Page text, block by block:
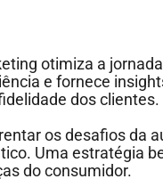
otimiza a
e fornece
dos clientes.
os desafios da
Uma estratégia
do consumidor.